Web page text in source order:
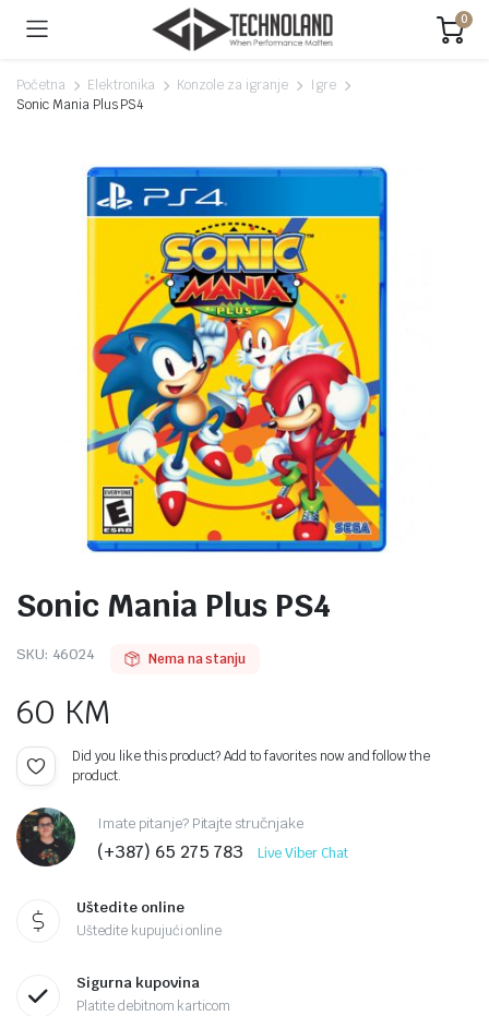
0
Početna Elektronika Konzole za igranje
Igre
Sonic Mania Plus PS4
Sonic Mania Plus PS4
SKU: 46024 Nema na stanju
60 KM
Did you like this product? Add to favorites now and follow the
product.
Imate pitanje? Pitajte stručnjake
(+387) 65 275 783 Live Viber Chat
Uštedite online
Uštedite kupujući online
Sigurna kupovina
Platite debitnom karticom